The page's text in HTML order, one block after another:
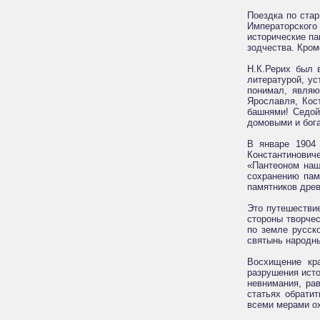
Поездка по
исторические
зодчества.
Н.К.Рерих был
литературой,
понимал,
Ярославля,
башнями!
домовыми и
В январе 1904
«Пантеоном
сохранению
памятников
Это
стороны
по земле
святынь
Восхищение
разрушения
невнимания,
статьях
всеми мерами